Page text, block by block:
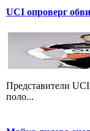
UCI опроверг
Представители
поло...